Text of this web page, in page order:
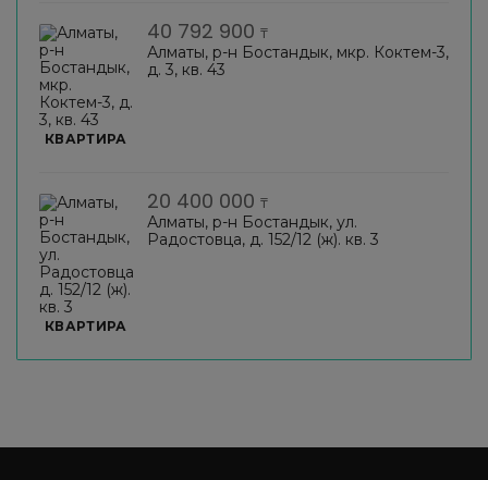
КВАРТИРА
40 792 900 ₸
Алматы, р-н Бостандык, мкр. Коктем-3,
д. 3, кв. 43
КВАРТИРА
20 400 000 ₸
Алматы, р-н Бостандык, ул.
Радостовца, д. 152/12 (ж). кв. 3